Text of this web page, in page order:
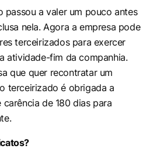
passou a valer um pouco antes
nela. Agora a empresa pode
terceirizados para exercer
atividade-fim da companhia.
que quer recontratar um
terceirizado é obrigada a
de 180 dias para